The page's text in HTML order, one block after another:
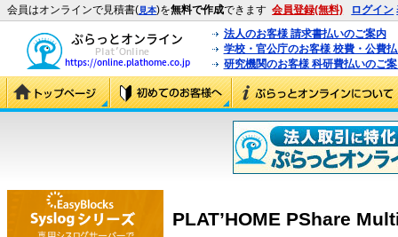
会員はオンラインで見積書(見本)を無料で作成できます 会員登録(無料) ログイン
法人のお客様 請求書払いのご案内
学校・官公庁のお客様 校費・公費
研究機関のお客様 科研費払いのご
PLAT’HOME PShare